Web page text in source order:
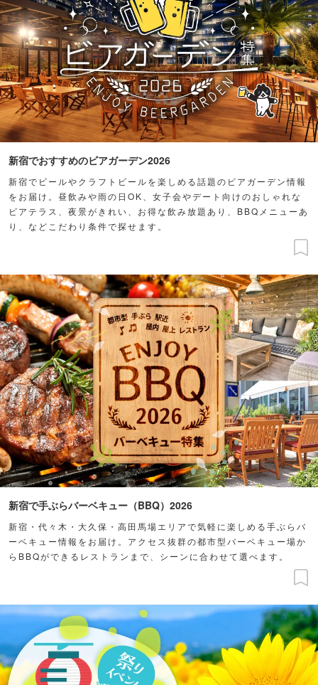
新宿でおすすめのビアガーデン2026
新宿でビールやクラフトビールを楽しめる話題のビアガーデン情報
をお届け。昼飲みや雨の日OK、女子会やデート向けのおしゃれな
ビアテラス、夜景がきれい、お得な飲み放題あり、BBQメニューあ
り、などこだわり条件で探せます。
新宿で手ぶらバーベキュー（BBQ）2026
新宿・代々木・大久保・高田馬場エリアで気軽に楽しめる手ぶらバ
ーベキュー情報をお届け。アクセス抜群の都市型バーベキュー場か
らBBQができるレストランまで、シーンに合わせて選べます。